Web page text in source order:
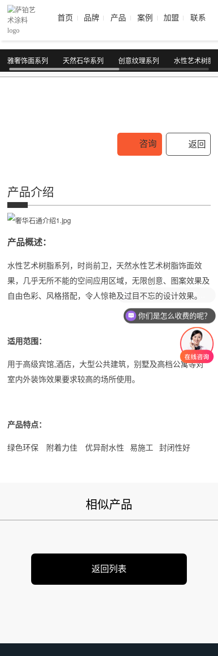
首页 品牌 产品 案例 加盟 联系
雅奢饰面系列 天然石华系列 创意纹理系列 水性艺术树脂
咨询 返回
产品介绍
产品概述：
水性艺术树脂系列，时尚前卫，天然水性艺术树脂饰面效
果，几乎无所不能的空间应用区域，无限创意、图案效果及
自由色彩、风格搭配，令人惊艳及过目不忘的设计效果。
适用范围：
用于高级宾馆,酒店，大型公共建筑，别墅及高档公寓等对
室内外装饰效果要求较高的场所使用。
产品特点：
绿色环保 附着力佳 优异耐水性 易施工 封闭性好
相似产品
返回列表
你们是怎么收费的呢？